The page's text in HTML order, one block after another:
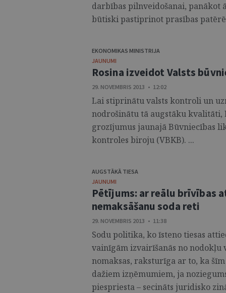
darbības pilnveidošanai, panākot
būtiski pastiprinot prasības
EKONOMIKAS MINISTRIJA
JAUNUMI
Rosina izveidot Valsts
29. NOVEMBRIS 2013 • 12:02
Lai stiprinātu valsts kontroli un
nodrošinātu tā augstāku kvalitāti,
grozījumus jaunajā Būvniecības
kontroles biroju (VBKB). ...
AUGSTĀKĀ TIESA
JAUNUMI
Pētījums: ar reālu brīvības
nemaksāšanu soda reti
29. NOVEMBRIS 2013 • 11:38
Sodu politika, ko īsteno tiesas
vainīgām izvairīšanās no
nomaksas, raksturīga ar to, ka
dažiem izņēmumiem, ja
piespriesta – secināts juridisko